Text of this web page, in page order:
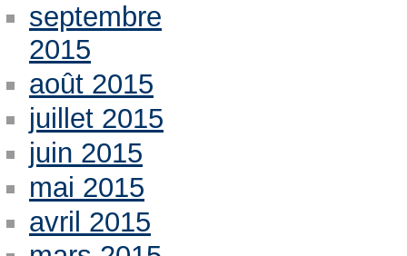
septembre
2015
août 2015
juillet 2015
juin 2015
mai 2015
avril 2015